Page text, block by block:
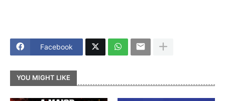
Facebook
YOU MIGHT LIKE